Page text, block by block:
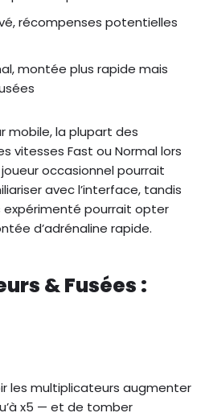
récompenses potentielles
montée plus rapide mais
mobile, la plupart des
vitesses Fast ou Normal lors
occasionnel pourrait
avec l’interface, tandis
expérimenté pourrait opter
d’adrénaline rapide.
& Fusées :
les multiplicateurs augmenter
x5 — et de tomber